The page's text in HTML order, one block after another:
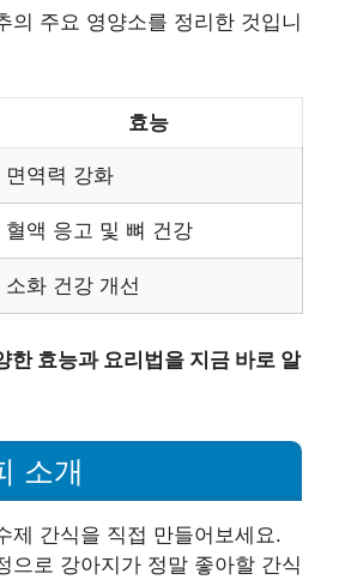
의 주요 영양소를 정리한 것입니
효능
면역력 강화
혈액 응고 및 뼈 건강
소화 건강 개선
한 효능과 요리법을 지금 바로 알
소개
제 간식을 직접 만들어보세요.
으로 강아지가 정말 좋아할 간식